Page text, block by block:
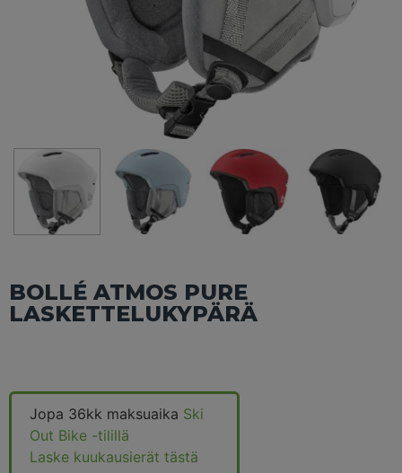
BOLLÉ ATMOS PURE
LASKETTELUKYPÄRÄ
Jopa 36kk maksuaika Ski
Out Bike -tilillä
Laske kuukausierät tästä